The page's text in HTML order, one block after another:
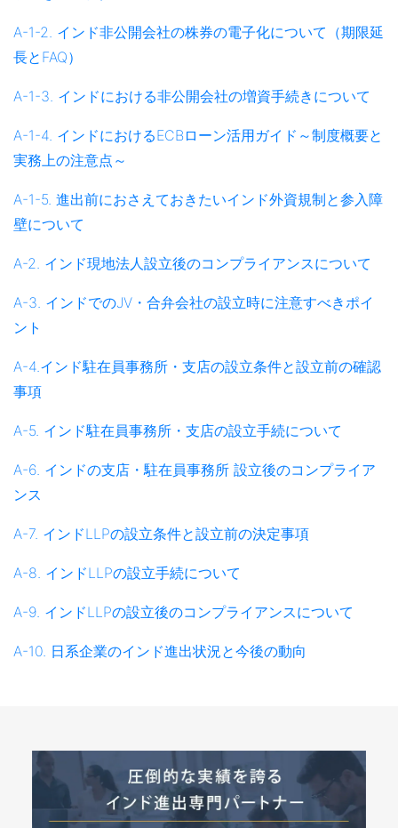
A-1-2. インド非公開会社の株券の電子化について（期限延
長とFAQ）
A-1-3. インドにおける非公開会社の増資手続きについて
A-1-4. インドにおけるECBローン活用ガイド～制度概要と
実務上の注意点～
A-1-5. 進出前におさえておきたいインド外資規制と参入障
壁について
A-2. インド現地法人設立後のコンプライアンスについて
A-3. インドでのJV・合弁会社の設立時に注意すべきポイ
ント
A-4.インド駐在員事務所・支店の設立条件と設立前の確認
事項
A-5. インド駐在員事務所・支店の設立手続について
A-6. インドの支店・駐在員事務所 設立後のコンプライア
ンス
A-7. インドLLPの設立条件と設立前の決定事項
A-8. インドLLPの設立手続について
A-9. インドLLPの設立後のコンプライアンスについて
A-10. 日系企業のインド進出状況と今後の動向